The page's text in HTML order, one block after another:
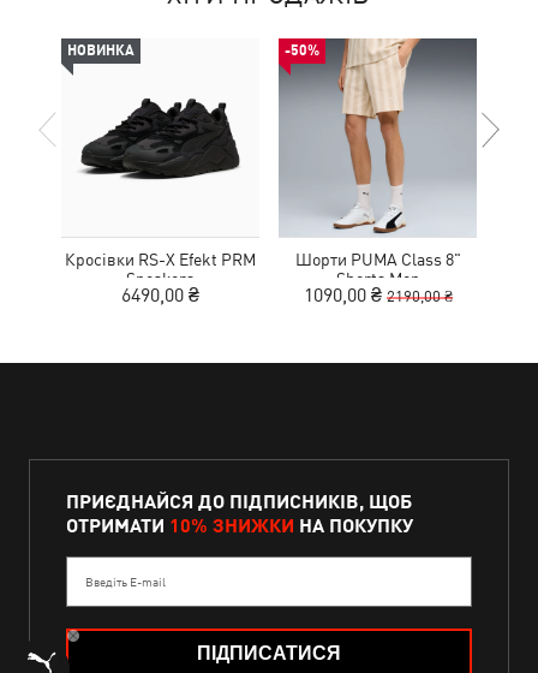
НОВИНКА
Кросівки RS-X Efekt PRM
Sneakers
6490,00 ₴
-50%
Шорти PUMA Class 8"
Shorts Men
1090,00 ₴ 2190,00 ₴
ПРИЄДНАЙСЯ ДО ПІДПИСНИКІВ, ЩОБ
ОТРИМАТИ 10% ЗНИЖКИ НА ПОКУПКУ
Введіть E-mail
ПІДПИСАТИСЯ